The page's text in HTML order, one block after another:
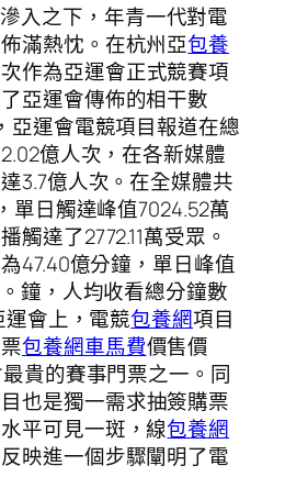
入之下，年青一代對電
滿熱忱。在杭州亞包養
作為亞運會正式競賽項
亞運會傳佈的相干數
亞運會電競項目報道在總
億人次，在各新媒體
3.7億人次。在全媒體共
單日觸達峰值7024.52萬
觸達了2772.11萬受眾。
47.40億分鐘，單日峰值
鐘，人均收看總分鐘數
運會上，電競包養網項目
包養網車馬費價售價
貴的賽事門票之一。同
也是獨一需求抽簽購票
平可見一斑，線包養網
映進一個步驟闡明了電